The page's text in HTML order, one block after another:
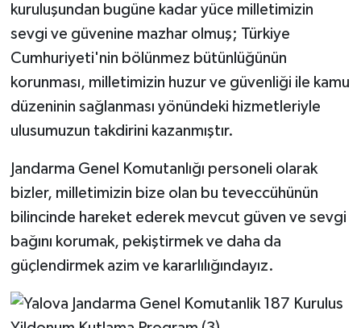
kuruluşundan bugüne kadar yüce milletimizin
sevgi ve güvenine mazhar olmuş; Türkiye
Cumhuriyeti'nin bölünmez bütünlüğünün
korunması, milletimizin huzur ve güvenliği ile kamu
düzeninin sağlanması yönündeki hizmetleriyle
ulusumuzun takdirini kazanmıştır.
Jandarma Genel Komutanlığı personeli olarak
bizler, milletimizin bize olan bu teveccühünün
bilincinde hareket ederek mevcut güven ve sevgi
bağını korumak, pekiştirmek ve daha da
güçlendirmek azim ve kararlılığındayız.